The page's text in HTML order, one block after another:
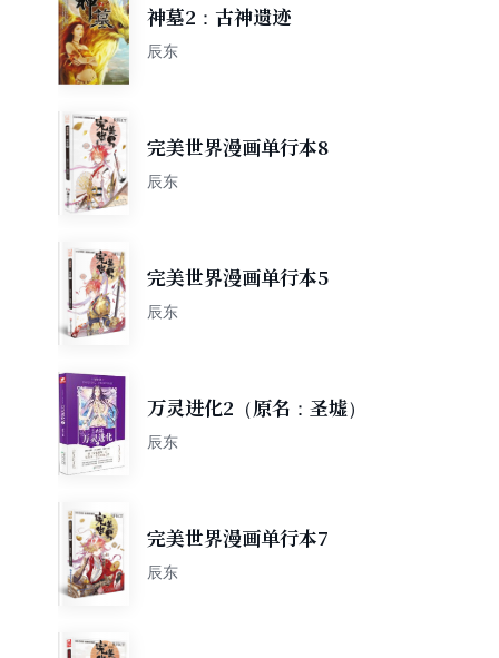
神墓2：古神遗迹
辰东
完美世界漫画单行本8
辰东
完美世界漫画单行本5
辰东
万灵进化2（原名：圣墟）
辰东
完美世界漫画单行本7
辰东